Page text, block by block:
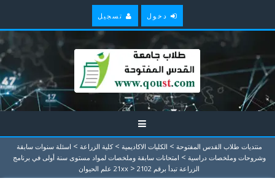
دخول تسجيل
منتديات طلاب القدس المفتوحة > الكليات الاكاديمية > كلية الزراعة > اسئلة سنوات سابقة
وشروحات وملخصات دراسية > امتحانات سابقة وملخصات لمواد مستوى سنة أولى في برنامج
الزراعة تبدأ برقم 21xx
> 2102 علم الحيوان